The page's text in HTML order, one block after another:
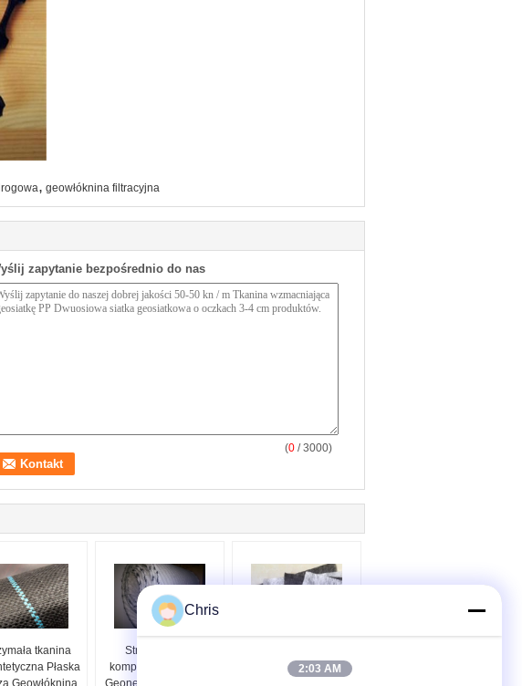
, geowłóknina filtracyjna
zapytanie bezpośrednio do nas
(0 / 3000)
tkanina
Płaska
Geowłóknina
Struktura sieci
kompozytowej Hdpe
Geonet o szerokości 4
Geowłóknina Drogowa
Chris
2:03 AM